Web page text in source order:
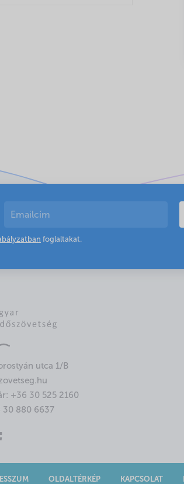
foglaltakat.
utca 1/B
+36 30 525 2160
30 880 6637
OLDALTÉRKÉP KAPCSOLAT